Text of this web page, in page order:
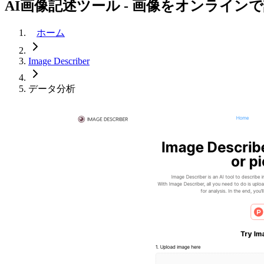
AI画像記述ツール - 画像をオンライン
ホーム
Image Describer
データ分析